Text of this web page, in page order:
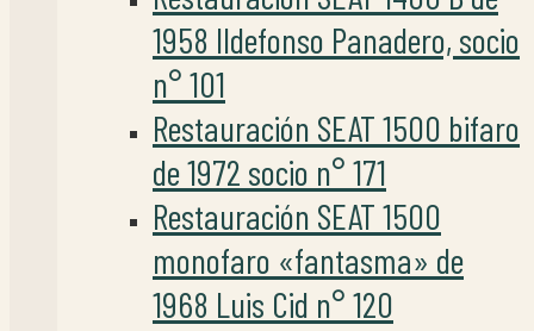
1958 Ildefonso Panadero, socio
n° 101
Restauración SEAT 1500 bifaro
de 1972 socio n° 171
Restauración SEAT 1500
monofaro «fantasma» de
1968 Luis Cid n° 120